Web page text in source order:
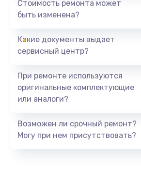
Замена заднего стекла
Замена аккумулятора
Заказать
Стоимость ремонта может
быть изменена?
Какие документы выдает
сервисный центр?
При ремонте используются
оригинальные комплектующие
или аналоги?
Возможен ли срочный ремонт?
Могу при нем присутствовать?